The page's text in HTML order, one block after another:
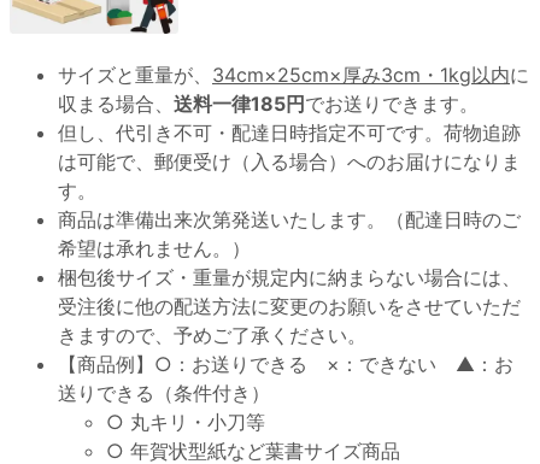
サイズと重量が、 34cm×25cm×厚み3cm・1kg以内に
収まる場合、 送料一律185円 でお送りできます。
但し、代引き不可・配達日時指定不可です。荷物追跡
は可能で、郵便受け（入る場合）へのお届けになりま
す。
商品は準備出来次第発送いたします。（配達日時のご
希望は承れません。）
梱包後サイズ・重量が規定内に納まらない場合には、
受注後に他の配送方法に変更のお願いをさせていただ
きますので、予めご了承ください。
【商品例】○：お送りできる ×：できない ▲：お
送りできる（条件付き）
○ 丸キリ・小刀等
○ 年賀状型紙など葉書サイズ商品